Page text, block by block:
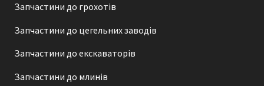
Запчастини до грохотів
Запчастини до цегельних заводів
Запчастини до екскаваторів
Запчастини до млинів